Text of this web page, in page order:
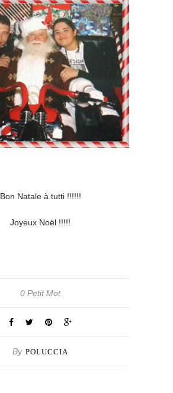
Bon Natale à tutti !!!!!!
Joyeux Noël !!!!!
0 Petit Mot
By POLUCCIA